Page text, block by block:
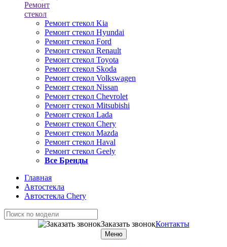
Ремонт
стекол
Ремонт стекол Kia
Ремонт стекол Hyundai
Ремонт стекол Ford
Ремонт стекол Renault
Ремонт стекол Toyota
Ремонт стекол Skoda
Ремонт стекол Volkswagen
Ремонт стекол Nissan
Ремонт стекол Chevrolet
Ремонт стекол Mitsubishi
Ремонт стекол Lada
Ремонт стекол Chery
Ремонт стекол Mazda
Ремонт стекол Haval
Ремонт стекол Geely
Все Бренды
Главная
Автостекла
Автостекла Chery
Заказать звонокКонтакты
Меню